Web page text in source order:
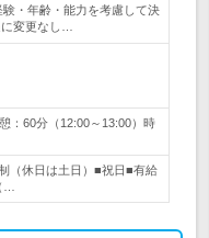
・年齢・能力を考慮して決
変更なし…
：60分（12:00～13:00）時
（休日は土日）■祝日■有給
…